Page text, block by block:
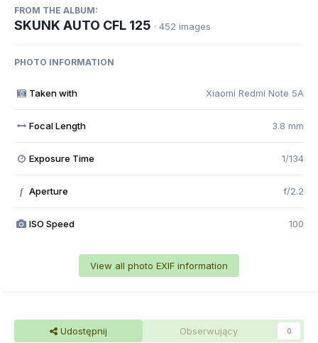
FROM THE ALBUM:
SKUNK AUTO CFL 125 · 452 images
PHOTO INFORMATION
Taken with Xiaomi Redmi Note 5A
Focal Length 3.8 mm
Exposure Time 1/134
f Aperture f/2.2
ISO Speed 100
View all photo EXIF information
Udostępnij Obserwujący 0